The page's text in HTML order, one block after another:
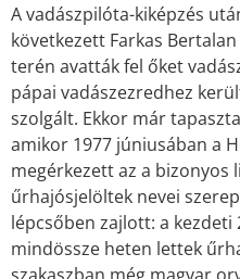
A vadászpilóta-kiképzés
következett Farkas
terén avatták fel őket
pápai vadászezredhez
szolgált. Ekkor már
amikor 1977 júniusában a
megérkezett az a bizonyos
űrhajósjelöltek nevei
lépcsőben zajlott: a
mindössze heten lettek
szakaszban még magyar